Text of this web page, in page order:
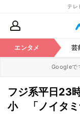
テレ
エンタメ 芸
Googleで
フジ系平日23
小 「ノイタミ